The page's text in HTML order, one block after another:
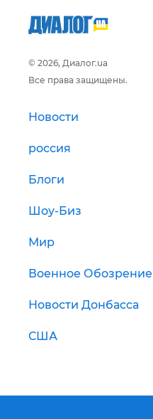
© 2026, Диалог.ua
Все права защищены.
Новости
россия
Блоги
Шоу-Биз
Мир
Военное Обозрение
Новости Донбасса
США